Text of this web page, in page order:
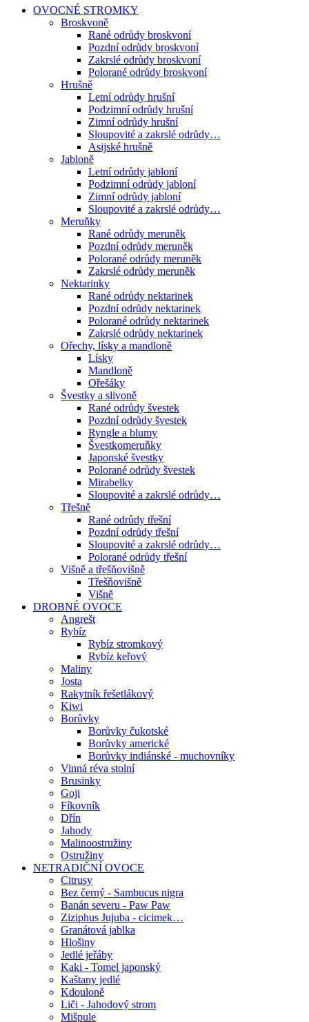
OVOCNÉ STROMKY
Broskvoně
Rané odrůdy broskvoní
Pozdní odrůdy broskvoní
Zakrslé odrůdy broskvoní
Polorané odrůdy broskvoní
Hrušně
Letní odrůdy hrušní
Podzimní odrůdy hrušní
Zimní odrůdy hrušní
Sloupovité a zakrslé odrůdy…
Asijské hrušně
Jabloně
Letní odrůdy jabloní
Podzimní odrůdy jabloní
Zimní odrůdy jabloní
Sloupovité a zakrslé odrůdy…
Meruňky
Rané odrůdy meruněk
Pozdní odrůdy meruněk
Polorané odrůdy meruněk
Zakrslé odrůdy meruněk
Nektarinky
Rané odrůdy nektarinek
Pozdní odrůdy nektarinek
Polorané odrůdy nektarinek
Zakrslé odrůdy nektarinek
Ořechy, lísky a mandloně
Lísky
Mandloně
Ořešáky
Švestky a slivoně
Rané odrůdy švestek
Pozdní odrůdy švestek
Ryngle a blumy
Švestkomeruňky
Japonské švestky
Polorané odrůdy švestek
Mirabelky
Sloupovité a zakrslé odrůdy…
Třešně
Rané odrůdy třešní
Pozdní odrůdy třešní
Sloupovité a zakrslé odrůdy…
Polorané odrůdy třešní
Višně a třešňovišně
Třešňovišně
Višně
DROBNÉ OVOCE
Angrešt
Rybíz
Rybíz stromkový
Rybíz keřový
Maliny
Josta
Rakytník řešetlákový
Kiwi
Borůvky
Borůvky čukotské
Borůvky americké
Borůvky indiánské - muchovníky
Vinná réva stolní
Brusinky
Goji
Fíkovník
Dřín
Jahody
Malinoostružiny
Ostružiny
NETRADIČNÍ OVOCE
Citrusy
Bez černý - Sambucus nigra
Banán severu - Paw Paw
Ziziphus Jujuba - cicimek…
Granátová jablka
Hlošiny
Jedlé jeřáby
Kaki - Tomel japonský
Kaštany jedlé
Kdouloně
Liči - Jahodový strom
Mišpule